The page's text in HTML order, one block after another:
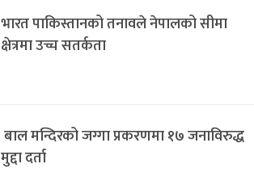
भारत पाकिस्तानको तनावले नेपालको सीमा
क्षेत्रमा उच्च सतर्कता
बाल मन्दिरको जग्गा प्रकरणमा १७ जनाविरुद्ध
मुद्दा दर्ता